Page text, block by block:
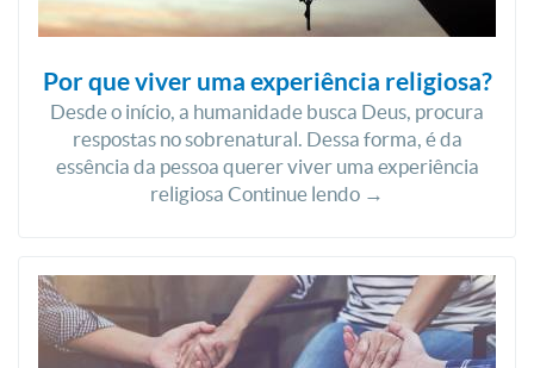
Por que viver uma experiência religiosa?
Desde o início, a humanidade busca Deus, procura
respostas no sobrenatural. Dessa forma, é da
essência da pessoa querer viver uma experiência
religiosa Continue lendo →